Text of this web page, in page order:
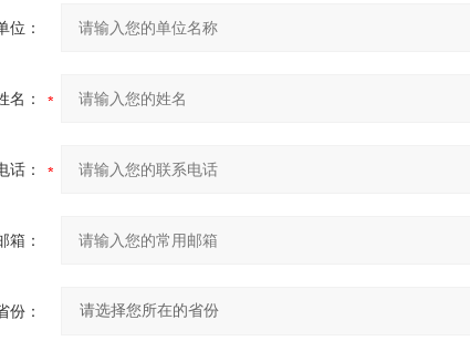
位：
名：
话：
箱：
份：